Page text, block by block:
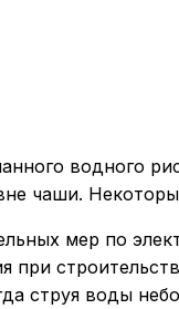
водного
чаши.
мер по
струя воды